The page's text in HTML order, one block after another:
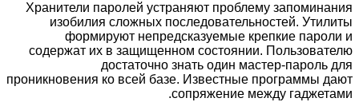
Хранители паролей устраняют проблему запоминания
изобилия сложных последовательностей. Утилиты
формируют непредсказуемые крепкие пароли и
содержат их в защищенном состоянии. Пользователю
достаточно знать один мастер-пароль для
проникновения ко всей базе. Известные программы дают
сопряжение между гаджетами.